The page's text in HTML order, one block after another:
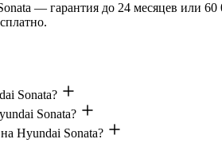
— гарантия до 24 месяцев или
Sonata?
Sonata?
Hyundai Sonata?